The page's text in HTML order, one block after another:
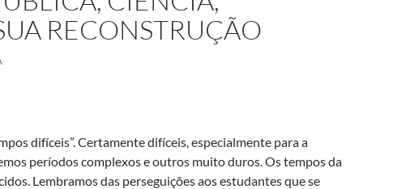
RECONSTRUÇÃO
difíceis”. Certamente difíceis, especialmente para a
períodos complexos e outros muito duros. Os tempos da
Lembramos das perseguições aos estudantes que se